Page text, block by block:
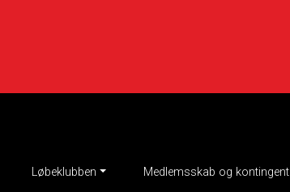
Løbeklubben Medlemsskab og kontingent